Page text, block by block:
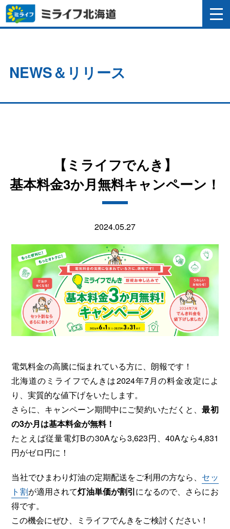
NEWS＆リリース
【ミライフでんき】
基本料金3か月無料キャンペーン！
2024.05.27
電気料金の高騰に悩まれている方に、朗報です！
北海道のミライフでんきは2024年7月の料金改定によ
り、実質的な値下げをいたします。
さらに、キャンペーン期間中にご契約いただくと、最初
の3か月は基本料金が無料！
たとえば従量電灯Bの30Aなら3,623円、40Aなら4,831
円がゼロ円に！
当社でひまわり灯油の定期配送をご利用の方なら、 セッ
ト割が適用されて灯油単価が割引になるので、さらにお
得です。
この機会にぜひ、ミライフでんきをご検討ください！